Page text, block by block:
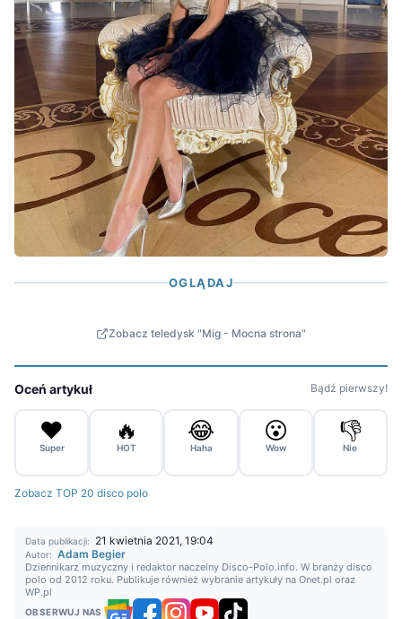
OGLĄDAJ
Zobacz teledysk "Mig - Mocna strona"
Oceń artykuł Bądź pierwszy!
❤️
Super
🔥
HOT
😂
Haha
😮
Wow
👎
Nie
Zobacz TOP 20 disco polo
Data publikacji: 21 kwietnia 2021, 19:04
Autor: Adam Begier
Dziennikarz muzyczny i redaktor naczelny Disco-Polo.info. W branży disco
polo od 2012 roku. Publikuje również wybranie artykuły na Onet.pl oraz
WP.pl
OBSERWUJ NAS